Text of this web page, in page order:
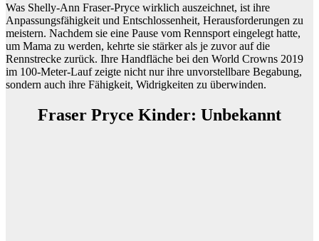
Was Shelly-Ann Fraser-Pryce wirklich auszeichnet, ist ihre
Anpassungsfähigkeit und Entschlossenheit, Herausforderungen zu
meistern. Nachdem sie eine Pause vom Rennsport eingelegt hatte,
um Mama zu werden, kehrte sie stärker als je zuvor auf die
Rennstrecke zurück. Ihre Handfläche bei den World Crowns 2019
im 100-Meter-Lauf zeigte nicht nur ihre unvorstellbare Begabung,
sondern auch ihre Fähigkeit, Widrigkeiten zu überwinden.
Fraser Pryce Kinder: Unbekannt